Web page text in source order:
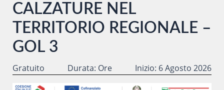
CALZATURE NEL
TERRITORIO REGIONALE –
GOL 3
Gratuito Durata: Ore Inizio: 6 Agosto 2026